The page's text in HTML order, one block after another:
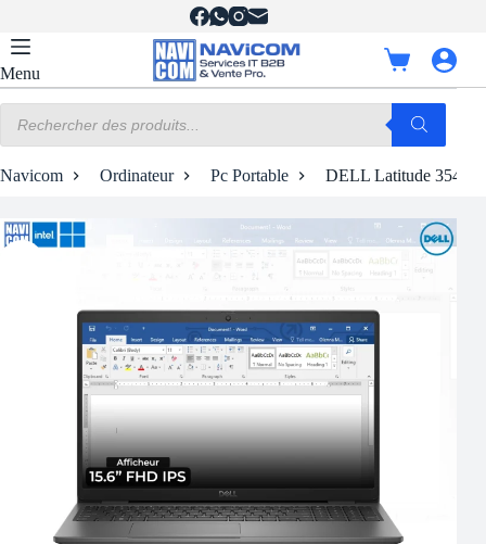
contenu
Menu
Panier
d’achat
produits
Navicom Ordinateur Pc Portable DELL Latitude 3540 |